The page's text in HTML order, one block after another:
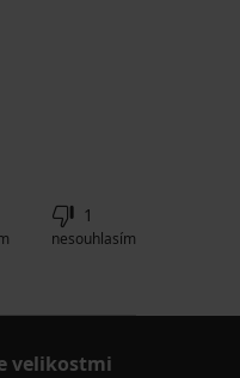
1
nesouhlasím
velikostmi